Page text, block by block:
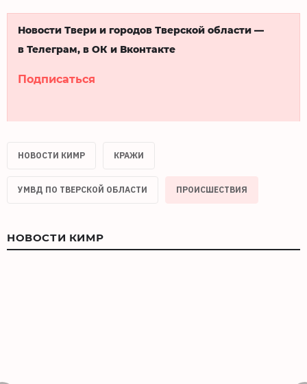
Новости Твери и городов Тверской области —
в Телеграм, в ОК и Вконтакте
Подписаться
НОВОСТИ КИМР КРАЖИ
УМВД ПО ТВЕРСКОЙ ОБЛАСТИ ПРОИСШЕСТВИЯ
НОВОСТИ КИМР